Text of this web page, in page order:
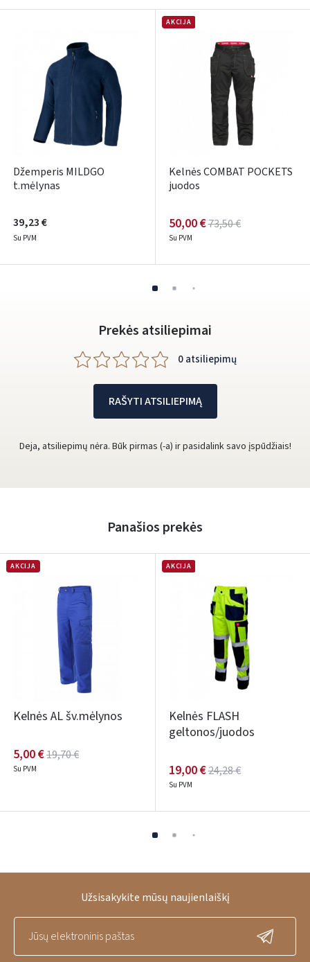
Džemperis MILDGO
t.mėlynas
39,23 €
Su PVM
AKCIJA
Kelnės COMBAT POCKETS
juodos
50,00 €73,50 €
Su PVM
Prekės atsiliepimai
0 atsiliepimų
RAŠYTI ATSILIEPIMĄ
Deja, atsiliepimų nėra. Būk pirmas (-a) ir pasidalink savo įspūdžiais!
Rašyti atsiliepimą
Panašios prekės
AKCIJA
Kelnės AL šv.mėlynos
5,00 €19,70 €
Su PVM
AKCIJA
Kelnės FLASH
geltonos/juodos
19,00 €24,28 €
Su PVM
Užsisakykite mūsų naujienlaiškį
Pamiršote slaptažodį?